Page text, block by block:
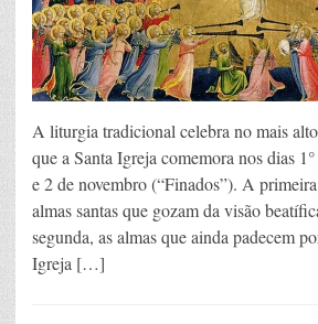
A liturgia tradicional celebra no mais
que a Santa Igreja comemora nos dias
e 2 de novembro (“Finados”). A
almas santas que gozam da visão
segunda, as almas que ainda padecem
Igreja […]